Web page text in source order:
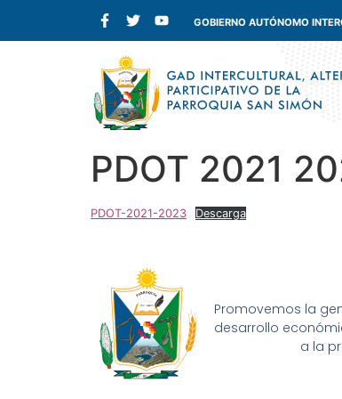
GOBIERNO AUTÓNOMO
PDOT 2021
PDOT-2021-2023 Descarga
Promovemos la
desarrollo
a la